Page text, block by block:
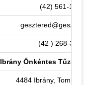
(42) 561-111
(42 ) 268-395
Ibrány Önkéntes Tűzoltó
4484 Ibrány, Tompa